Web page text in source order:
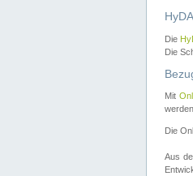
Die
Die
Mit
Die
Aus